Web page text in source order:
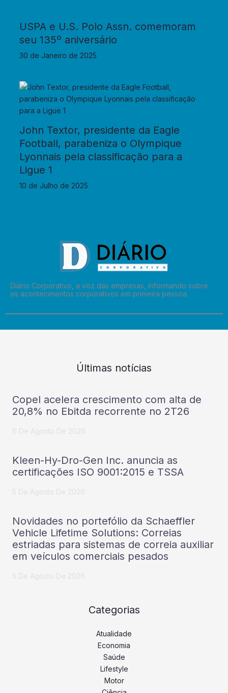
USPA e U.S. Polo Assn. comemoram
seu 135º aniversário
30 de Janeiro de 2025
John Textor, presidente da Eagle
Football, parabeniza o Olympique
Lyonnais pela classificação para a
Ligue 1
10 de Julho de 2025
Diário Corporativo, a voz das empresas, informando sobre
os acontecimentos corporativos em primeira pessoa.
Últimas notícias
Copel acelera crescimento com alta de
20,8% no Ebitda recorrente no 2T26
Kleen-Hy-Dro-Gen Inc. anuncia as
certificações ISO 9001:2015 e TSSA
Novidades no portefólio da Schaeffler
Vehicle Lifetime Solutions: Correias
estriadas para sistemas de correia auxiliar
em veículos comerciais pesados
Categorias
Atualidade
Economia
Saúde
Lifestyle
Motor